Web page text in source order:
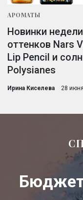
АРОМАТЫ
Новинки
оттенков Nars
Lip Pencil и
Polysianes
Ирина Киселева 28